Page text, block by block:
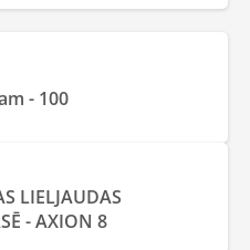
- 100
LIELJAUDAS
- AXION 8